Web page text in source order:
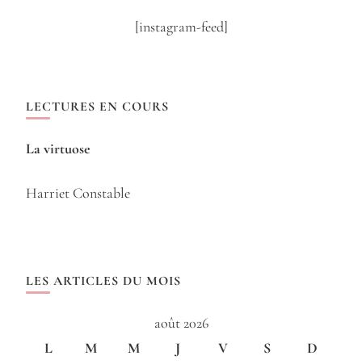
[instagram-feed]
LECTURES EN COURS
La virtuose
Harriet Constable
LES ARTICLES DU MOIS
août 2026
L
M M J V S
D